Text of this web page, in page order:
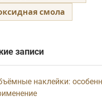
смола
записи
наклейки: